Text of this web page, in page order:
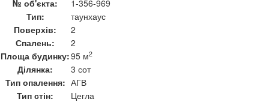
№ об'єкта:
1-356-969
Тип:
таунхаус
Поверхів:
2
Спалень:
2
Площа будинку:95 м2
Ділянка:
3 сот
Тип опалення: АГВ
Тип стін:
Цегла